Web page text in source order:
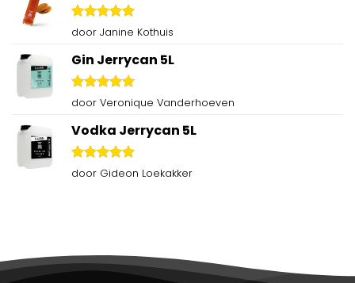
Gewaardeerd
door Janine Kothuis
Gin Jerrycan 5L
Gewaardeerd
door Veronique Vanderhoeven
Vodka Jerrycan 5L
Gewaardeerd
door Gideon Loekakker